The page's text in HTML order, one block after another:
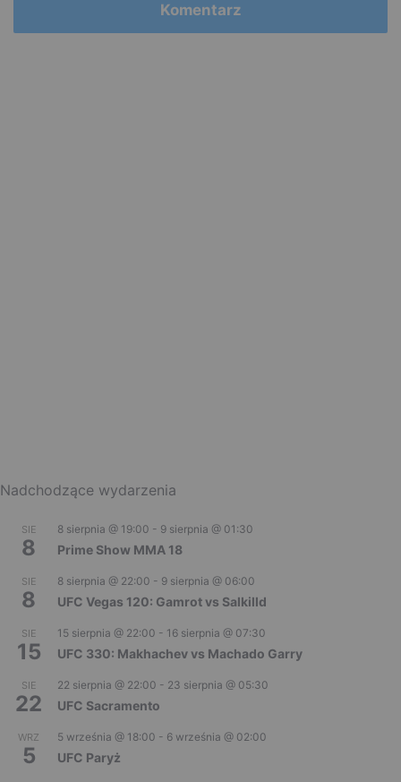
Komentarz
Nadchodzące wydarzenia
SIE
8
8 sierpnia @ 19:00 - 9 sierpnia @ 01:30
Prime Show MMA 18
SIE
8
8 sierpnia @ 22:00 - 9 sierpnia @ 06:00
UFC Vegas 120: Gamrot vs Salkilld
SIE
15
15 sierpnia @ 22:00 - 16 sierpnia @ 07:30
UFC 330: Makhachev vs Machado Garry
SIE
22
22 sierpnia @ 22:00 - 23 sierpnia @ 05:30
UFC Sacramento
WRZ
5
5 września @ 18:00 - 6 września @ 02:00
UFC Paryż